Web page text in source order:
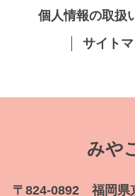
個人情報の取扱
サイト
みや
〒824-0892 福岡県